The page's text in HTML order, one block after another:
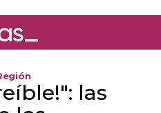
las
los
Quien
Región